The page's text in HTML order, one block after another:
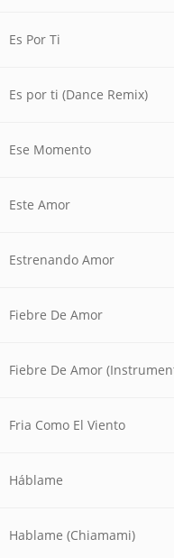
Es Por Ti
Es por ti (Dance Remix)
Ese Momento
Este Amor
Estrenando Amor
Fiebre De Amor
Fiebre De Amor
Fria Como El Viento
Háblame
Hablame (Chiamami)